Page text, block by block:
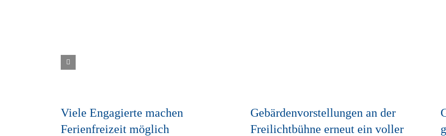
Viele Engagierte machen
Ferienfreizeit möglich
Gebärdenvorstellungen an der
Freilichtbühne erneut ein voller